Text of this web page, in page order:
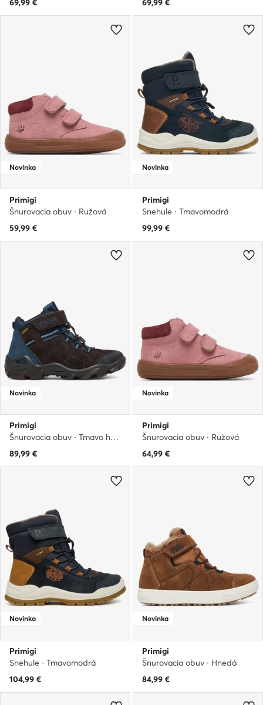
69,99 € 69,99 €
Novinka
Primigi
Šnurovacia obuv · Ružová
59,99 €
Novinka
Primigi
Snehule · Tmavomodrá
99,99 €
Novinka
Primigi
Šnurovacia obuv · Tmavo hnedá
89,99 €
Novinka
Primigi
Šnurovacia obuv · Ružová
64,99 €
Novinka
Primigi
Snehule · Tmavomodrá
104,99 €
Novinka
Primigi
Šnurovacia obuv · Hnedá
84,99 €